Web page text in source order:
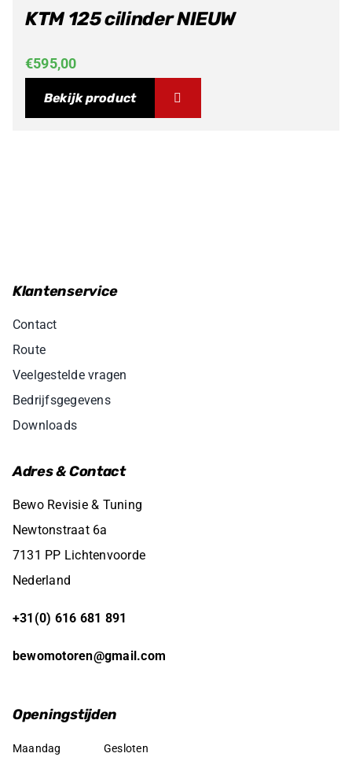
KTM 125 cilinder NIEUW
€595,00
Bekijk product
Klantenservice
Contact
Route
Veelgestelde vragen
Bedrijfsgegevens
Downloads
Adres & Contact
Bewo Revisie & Tuning
Newtonstraat 6a
7131 PP Lichtenvoorde
Nederland
+31(0) 616 681 891
bewomotoren@gmail.com
Openingstijden
Maandag Gesloten